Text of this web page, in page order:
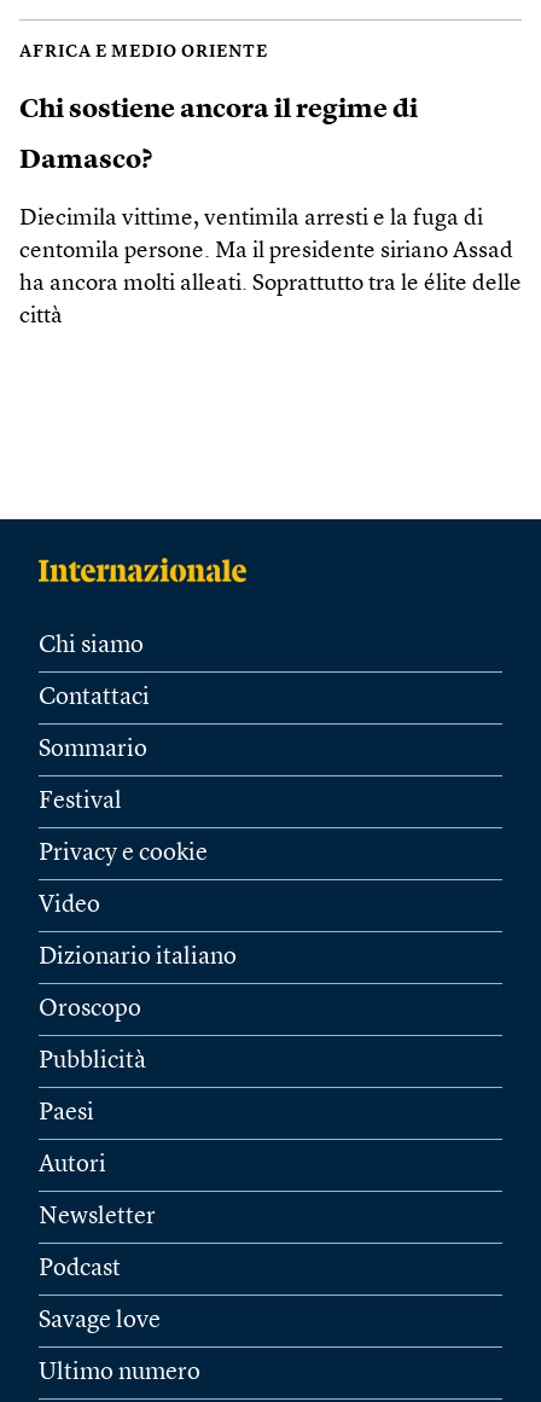
AFRICA E MEDIO ORIENTE
Chi sostiene ancora il regime di
Damasco?
Diecimila vittime, ventimila arresti e la fuga di
centomila persone. Ma il presidente siriano Assad
ha ancora molti alleati. Soprattutto tra le élite delle
città
Chi siamo
Contattaci
Sommario
Festival
Privacy e cookie
Video
Dizionario italiano
Oroscopo
Pubblicità
Paesi
Autori
Newsletter
Podcast
Savage love
Ultimo numero